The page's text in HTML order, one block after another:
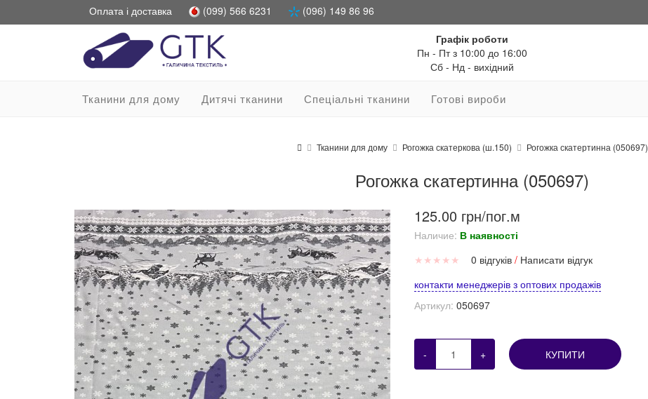
Оплата і доставка (099) 566 6231 (096) 149 86 96
Графік роботи
Пн - Пт з 10:00 до 16:00
Сб - Нд - вихідний
Тканини для дому Дитячі тканини Спеціальні тканини Готові вироби
Тканини для дому Рогожка скатеркова (ш.150) Рогожка скатертинна (050697)
Рогожка скатертинна (050697)
125.00 грн/пог.м
Наличие: В наявності
★ ★ ★ ★ ★ 0 відгуків/ Написати відгук
контакти менеджерів з оптових продажів
Артикул: 050697
- + КУПИТИ